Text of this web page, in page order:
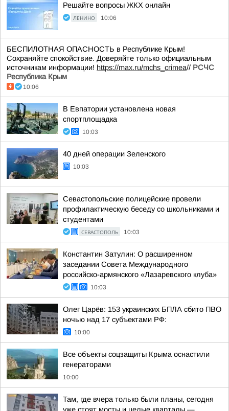
Решайте вопросы ЖКХ онлайн
ЛЕНИНО 10:06
БЕСПИЛОТНАЯ ОПАСНОСТЬ в Республике Крым!
Сохраняйте спокойствие. Доверяйте только официальным
источникам информации! https://max.ru/mchs_crimea// РСЧС
Республика Крым
10:06
В Евпатории установлена новая
спортплощадка
10:03
40 дней операции Зеленского
10:03
Севастопольские полицейские провели
профилактическую беседу со школьниками и
студентами
СЕВАСТОПОЛЬ 10:03
Константин Затулин: О расширенном
заседании Совета Международного
российско-армянского «Лазаревского клуба»
10:03
Олег Царёв: 153 украинских БПЛА сбито ПВО
ночью над 17 субъектами РФ:
10:00
Все объекты соцзащиты Крыма оснастили
генераторами
10:00
Там, где вчера только были планы, сегодня
уже стоят мосты и целые кварталы —